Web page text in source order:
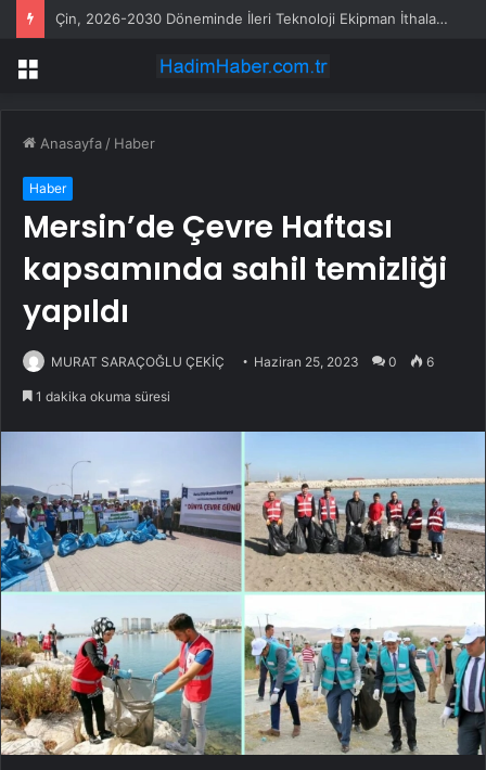
Çin, 2026-2030 Döneminde İleri Teknoloji Ekipman İthalatını Artıracak
Menü
Anasayfa / Haber
Haber
Mersin’de Çevre Haftası
kapsamında sahil temizliği
yapıldı
MURAT SARAÇOĞLU ÇEKİÇ Haziran 25, 2023 0 6
1 dakika okuma süresi